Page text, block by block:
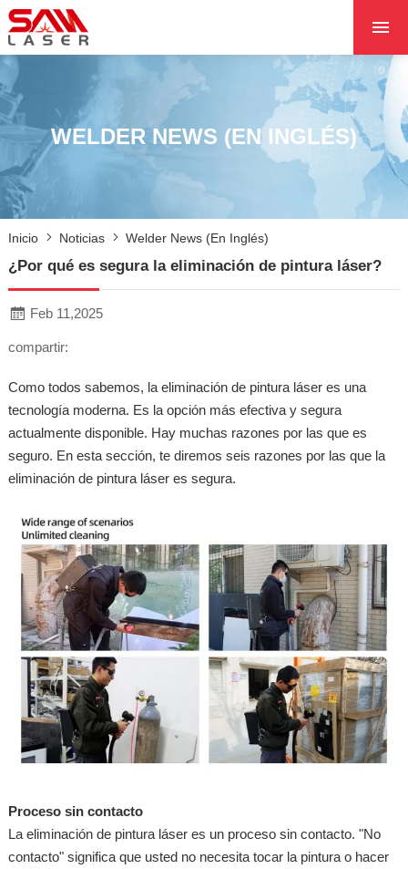
SOBRE NOSOTROS
PRODUCTOS
PROYECTOS
NOTICIAS
CON NOSOTROS
WELDER NEWS (EN INGLÉS)
Inicio Noticias Welder News (en Inglés)
¿Por qué es segura la eliminación de pintura láser?
Feb 11,2025
compartir:
Como todos sabemos, la eliminación de pintura láser es una
tecnología moderna. Es la opción más efectiva y segura
actualmente disponible. Hay muchas razones por las que es
seguro. En esta sección, te diremos seis razones por las que la
eliminación de pintura láser es segura.
Proceso sin contacto
La eliminación de pintura láser es un proceso sin contacto. "No
contacto" significa que usted no necesita tocar la pintura o hacer